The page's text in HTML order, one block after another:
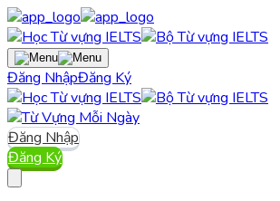
Đăng NhậpĐăng Ký
Đăng Nhập
Đăng Ký